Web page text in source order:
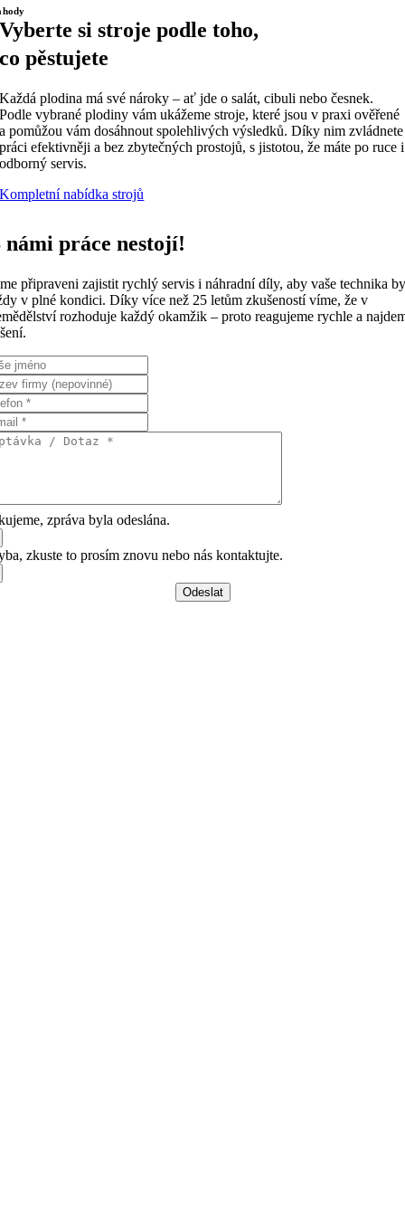
Vyberte si stroje podle toho,
co pěstujete
Každá plodina má své nároky – ať jde o salát, cibuli nebo česnek.
Podle vybrané plodiny vám ukážeme stroje, které jsou v praxi ověřené
a pomůžou vám dosáhnout spolehlivých výsledků. Díky nim zvládnete
práci efektivněji a bez zbytečných prostojů, s jistotou, že máte po ruce i
odborný servis.
Kompletní nabídka strojů
námi práce nestojí!
připraveni zajistit rychlý servis i náhradní díly, aby vaše technika
v plné kondici. Díky více než 25 letům zkušeností víme, že v
rozhoduje každý okamžik – proto reagujeme rychle a
zpráva byla odeslána.
zkuste to prosím znovu nebo nás kontaktujte.
Odeslat